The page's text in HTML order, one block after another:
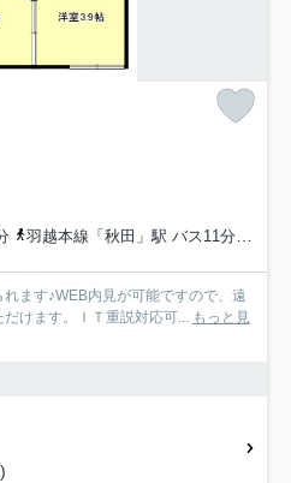
羽越本線「秋田」駅 バス11分 秋田中央交通「登町上丁」 停歩3分
ます♪WEB内見が可能ですので、遠
けます。ＩＴ重説対応可... もっと見